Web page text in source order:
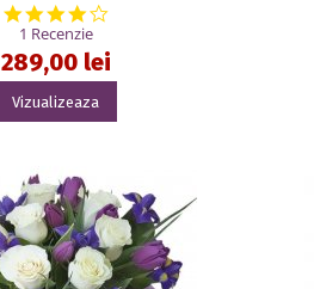
4.0 star rating
1 Recenzie
289,00 lei
Vizualizeaza